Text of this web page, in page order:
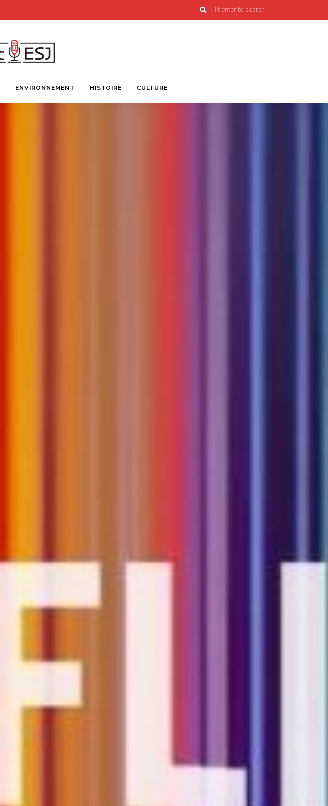
ENVIRONNEMENT HISTOIRE CULTURE